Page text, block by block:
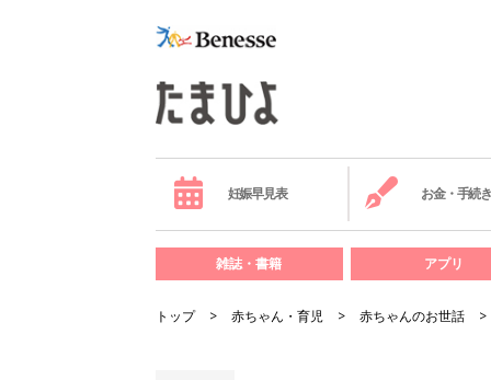
妊娠早見表 お金・手続き
雑誌・書籍 アプリ
トップ 赤ちゃん・育児 赤ちゃんのお世話